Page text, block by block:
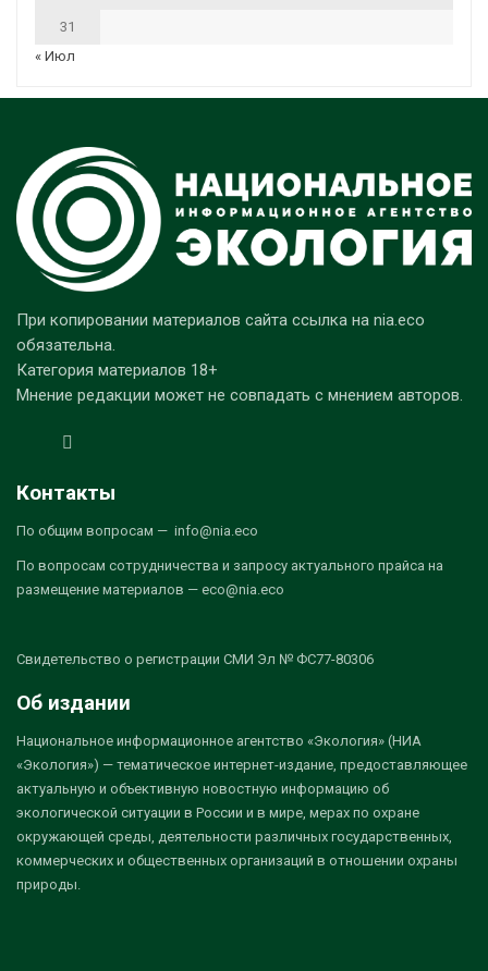
31
« Июл
При копировании материалов сайта ссылка на nia.eco
обязательна.
Категория материалов 18+
Мнение редакции может не совпадать с мнением авторов.
Контакты
По общим вопросам — info@nia.eco
По вопросам сотрудничества и запросу актуального прайса на
размещение материалов — eco@nia.eco
Свидетельство о регистрации СМИ Эл № ФС77-80306
Об издании
Национальное информационное агентство «Экология» (НИА
«Экология») — тематическое интернет-издание, предоставляющее
актуальную и объективную новостную информацию об
экологической ситуации в России и в мире, мерах по охране
окружающей среды, деятельности различных государственных,
коммерческих и общественных организаций в отношении охраны
природы.